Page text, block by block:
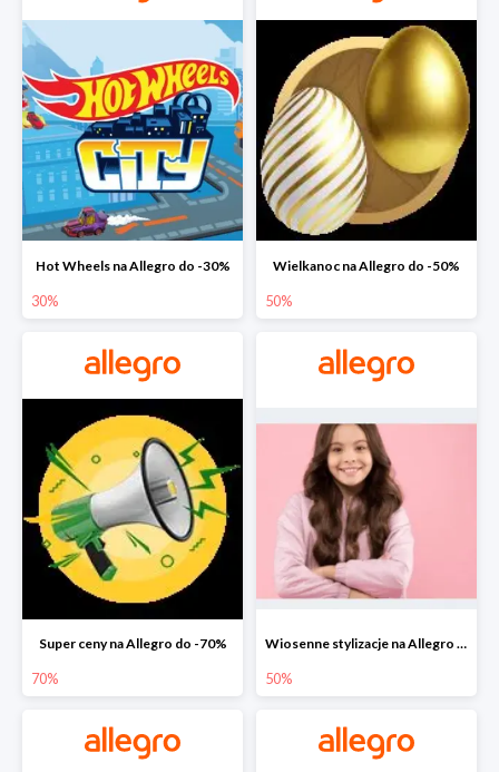
Hot Wheels na Allegro do -30%
30%
Wielkanoc na Allegro do -50%
50%
Super ceny na Allegro do -70%
70%
Wiosenne stylizacje na Allegro do -50%
50%